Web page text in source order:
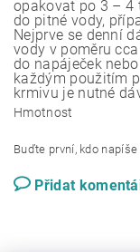
opakovat po 3 – 4
do pitné vody,
Nejprve se denní
vody v poměru
do napáječek
každým použitím
krmivu je nutné
Hmotnost
Buďte první, kdo
Přidat